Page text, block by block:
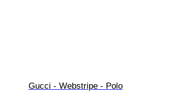
Gucci - Webstripe - Polo